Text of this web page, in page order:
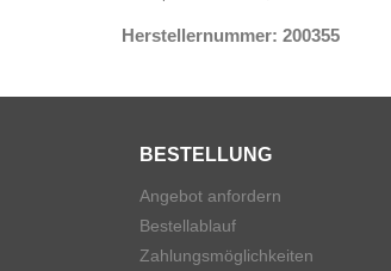
Herstellernummer: 200355
BESTELLUNG
Angebot anfordern
Bestellablauf
Zahlungsmöglichkeiten